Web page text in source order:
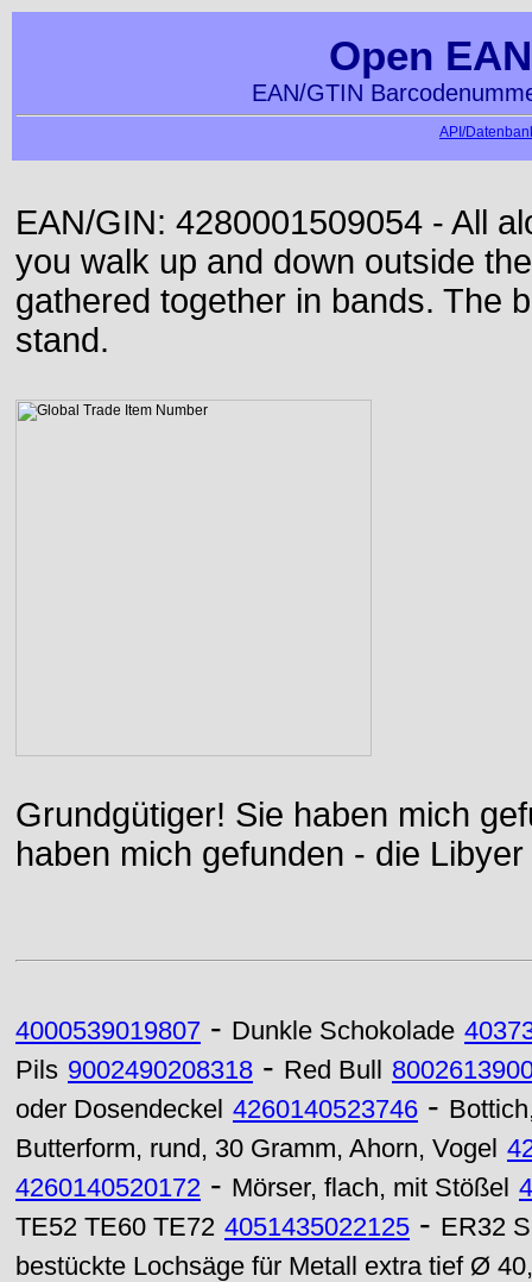
Open
EAN/GTIN
API/
EAN/GIN: 4280001509054 - All
you walk up and down outside
gathered together in bands. The
stand.
Grundgütiger! Sie haben mich
haben mich gefunden - die
4000539019807 - Dunkle Schokolade
Pils 9002490208318 - Red Bull
oder Dosendeckel 4260140523746 -
Butterform, rund, 30 Gramm, Ahorn, Vogel
4260140520172 - Mörser, flach, mit Stößel
TE52 TE60 TE72 4051435022125 - ER32
bestückte Lochsäge für Metall extra tief Ø